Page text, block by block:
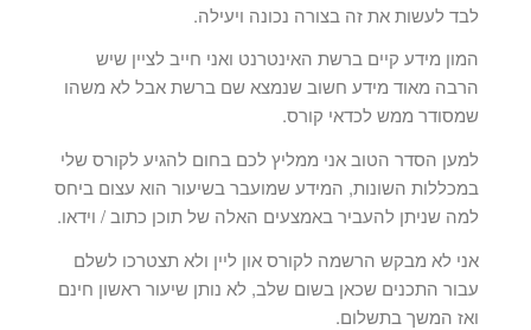
לבד לעשות את זה בצורה נכונה ויעילה.
המון מידע קיים ברשת האינטרנט ואני חייב לציין שיש
הרבה מאוד מידע חשוב שנמצא שם ברשת אבל לא משהו
שמסודר ממש לכדאי קורס.
למען הסדר הטוב אני ממליץ לכם בחום להגיע לקורס שלי
במכללות השונות, המידע שמועבר בשיעור הוא עצום ביחס
למה שניתן להעביר באמצעים האלה של תוכן כתוב / וידאו.
אני לא מבקש הרשמה לקורס און ליין ולא תצטרכו לשלם
עבור התכנים שכאן בשום שלב, לא נותן שיעור ראשון חינם
ואז המשך בתשלום.